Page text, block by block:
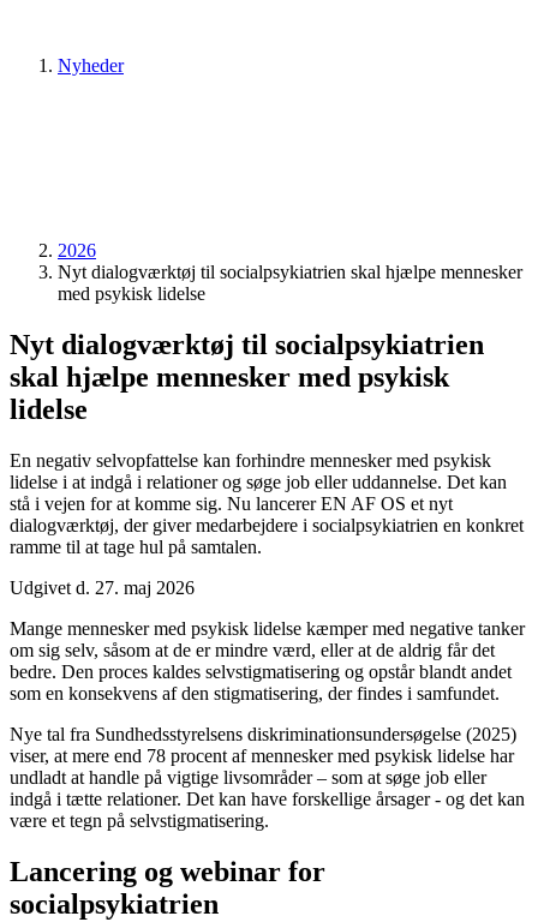
Nyheder
2026
Nyt dialogværktøj til socialpsykiatrien skal hjælpe mennesker
med psykisk lidelse
Nyt dialogværktøj til socialpsykiatrien
skal hjælpe mennesker med psykisk
lidelse
En negativ selvopfattelse kan forhindre mennesker med psykisk
lidelse i at indgå i relationer og søge job eller uddannelse. Det kan
stå i vejen for at komme sig. Nu lancerer EN AF OS et nyt
dialogværktøj, der giver medarbejdere i socialpsykiatrien en konkret
ramme til at tage hul på samtalen.
Udgivet d. 27. maj 2026
Mange mennesker med psykisk lidelse kæmper med negative tanker
om sig selv, såsom at de er mindre værd, eller at de aldrig får det
bedre. Den proces kaldes selvstigmatisering og opstår blandt andet
som en konsekvens af den stigmatisering, der findes i samfundet.
Nye tal fra Sundhedsstyrelsens diskriminationsundersøgelse (2025)
viser, at mere end 78 procent af mennesker med psykisk lidelse har
undladt at handle på vigtige livsområder – som at søge job eller
indgå i tætte relationer. Det kan have forskellige årsager - og det kan
være et tegn på selvstigmatisering.
Lancering og webinar for
socialpsykiatrien